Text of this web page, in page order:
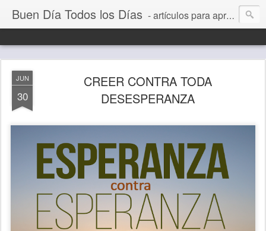
Buen Día Todos los Días - artículos para aprender a vivir mejor, un día a la vez. Por Juan C Quintero
JUN
30
CREER CONTRA TODA
DESESPERANZA